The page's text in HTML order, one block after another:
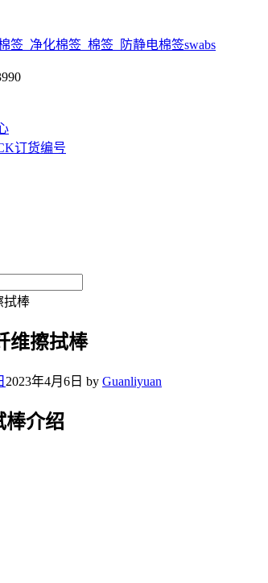
签_净化棉签_棉签_防静电棉签swabs
订货编号
维擦拭棒
2023年4月6日 by Guanliyuan
棒介绍